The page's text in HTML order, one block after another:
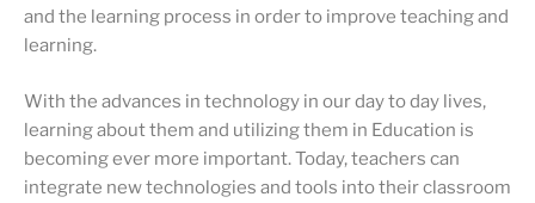
and the learning process in order to improve teaching and
learning.
With the advances in technology in our day to day lives,
learning about them and utilizing them in Education is
becoming ever more important. Today, teachers can
integrate new technologies and tools into their classroom